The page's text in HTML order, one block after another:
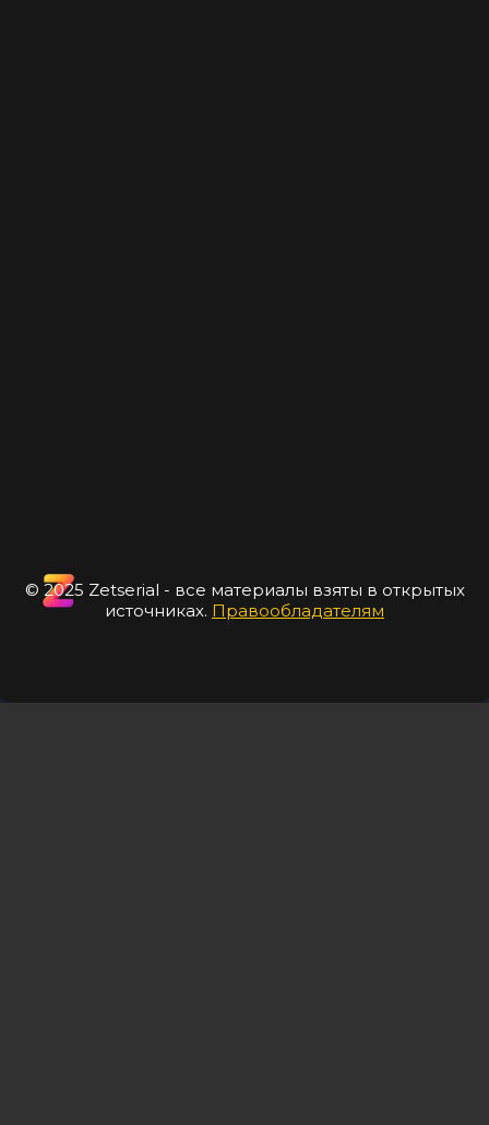
© 2025 Zetserial - все материалы взяты в открытых
источниках. Правообладателям